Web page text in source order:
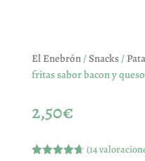
El Enebrón/ Snacks/
fritas sabor bacon y queso
2,50€
(14